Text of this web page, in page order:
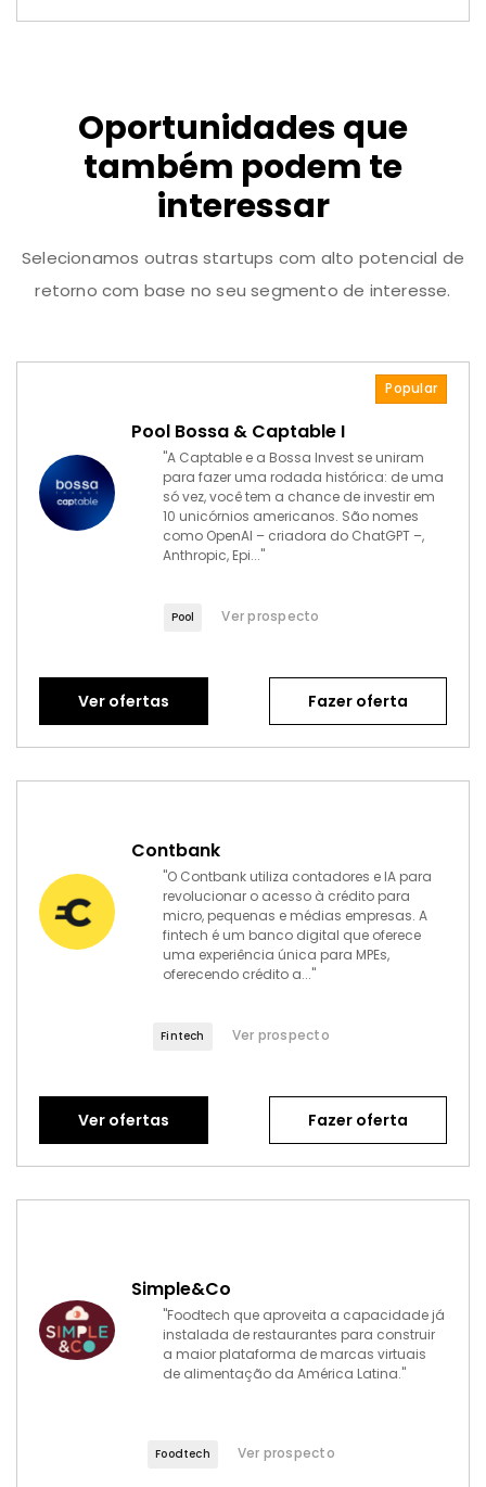
Oportunidades que
também podem te
interessar
Selecionamos outras startups com alto potencial de
retorno com base no seu segmento de interesse.
Popular
Pool Bossa & Captable I
"A Captable e a Bossa Invest se uniram
para fazer uma rodada histórica: de uma
só vez, você tem a chance de investir em
10 unicórnios americanos. São nomes
como OpenAI – criadora do ChatGPT –,
Anthropic, Epi..."
Pool Ver prospecto
Ver ofertas Fazer oferta
Contbank
"O Contbank utiliza contadores e IA para
revolucionar o acesso à crédito para
micro, pequenas e médias empresas. A
fintech é um banco digital que oferece
uma experiência única para MPEs,
oferecendo crédito a..."
Fintech Ver prospecto
Ver ofertas Fazer oferta
Simple&Co
"Foodtech que aproveita a capacidade já
instalada de restaurantes para construir
a maior plataforma de marcas virtuais
de alimentação da América Latina."
Foodtech Ver prospecto